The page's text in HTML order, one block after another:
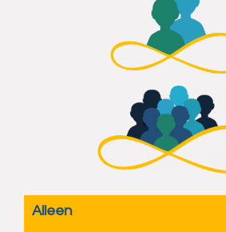
Alleen